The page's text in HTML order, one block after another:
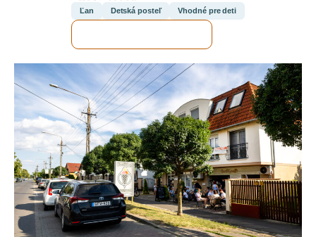
Ľan Detská posteľ Vhodné pre deti